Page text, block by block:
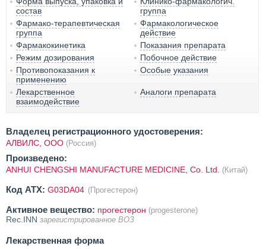
состав
группа
Фармако-терапевтическая
группа
Фармакологическое
действие
Фармакокинетика
Показания препарата
Режим дозирования
Побочное действие
Противопоказания к
применению
Особые указания
Лекарственное
взаимодействие
Аналоги препарата
Владелец регистрационного удостоверения:
АЛВИЛС, ООО (Россия)
Произведено:
ANHUI CHENGSHI MANUFACTURE MEDICINE, Co. Ltd. (Китай)
Код ATX: G03DA04 (Прогестерон)
Активное вещество: прогестерон (progesterone)
Rec.INN зарегистрированное ВОЗ
Лекарственная форма